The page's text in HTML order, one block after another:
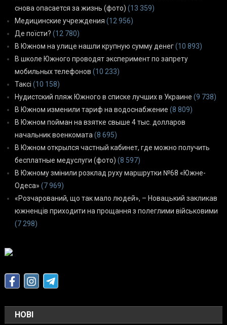
снова опасается за жизнь (фото) (13 359)
Медицинские учреждения (12 956)
Де поїсти? (12 780)
В Южном на улице нашли крупную сумму денег(10 893)
В школе Южного проводят эксперимент по запрету
мобильных телефонов (10 233)
Таксі (10 158)
Нудистский пляж Южного в списке лучших в Украине (9 738)
В Южном изменили тариф на водоснабжение (8 809)
В Южном пойман на взятке свыше 4 тыс. долларов
начальник военкомата (8 695)
В Южном открылся частный кабинет, где можно получить
бесплатные медуслуги (фото) (8 597)
В Южному змінили розклад руху маршрутки №68 «Южне-
Одеса» (7 969)
«Розчарований, що так мало людей», – Новацький закликав
южненців приходити на прощання з полеглими військовими
(7 298)
НОВІ